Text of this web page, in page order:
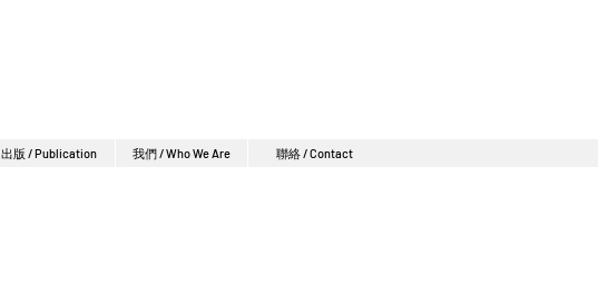
出版 / Publication 我們 / Who We Are 聯絡 / Contact